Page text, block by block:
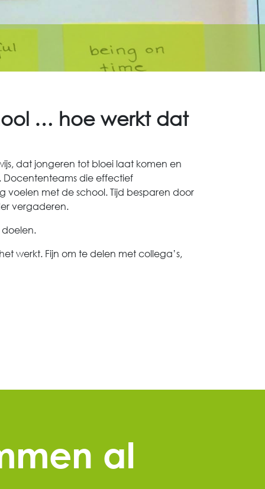
… hoe werkt dat
dat jongeren tot bloei laat komen en
die effectief
voelen met de school. Tijd besparen door
vergaderen.
doelen.
werkt. Fijn om te delen met collega’s,
al